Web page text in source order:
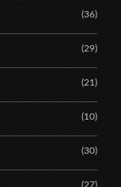
(36)
(29)
(21)
(10)
(30)
(27)